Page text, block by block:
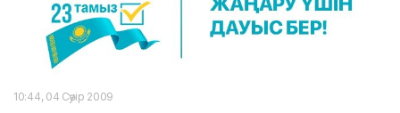
10:44, 04 Сәуір 2009